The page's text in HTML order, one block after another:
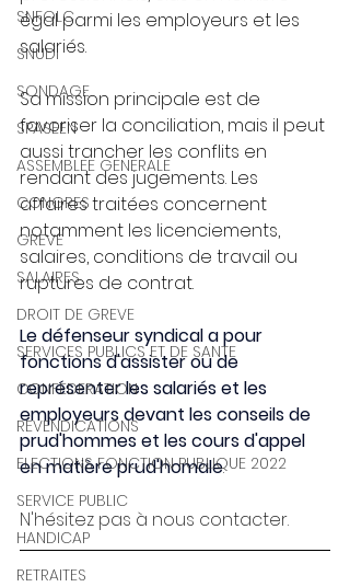
SNFOLC
SNUDI
SONDAGE
SPASEEN
ASSEMBLEE GENERALE
CONGRES
GREVE
SALAIRES
DROIT DE GREVE
SERVICES PUBLICS ET DE SANTE
CONFEDERATION
REVENDICATIONS
ELECTIONS FONCTION PUBLIQUE 2022
SERVICE PUBLIC
HANDICAP
RETRAITES
égal parmi les employeurs et les
salariés.
Sa mission principale est de
favoriser la conciliation, mais il peut
aussi trancher les conflits en
rendant des jugements. Les
affaires traitées concernent
notamment les licenciements,
salaires, conditions de travail ou
ruptures de contrat.
Le défenseur syndical a pour
fonctions d'assister ou de
représenter les salariés et les
employeurs devant les conseils de
prud'hommes et les cours d'appel
en matière prud'homale.
N'hésitez pas à nous contacter.